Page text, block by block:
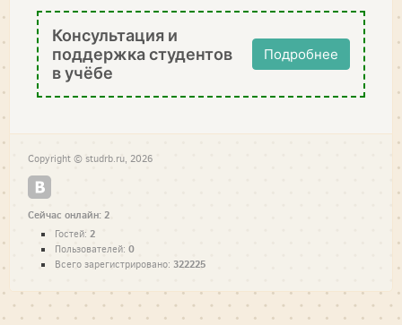
Консультация и
поддержка студентов
в учёбе
Подробнее
Copyright © studrb.ru, 2026
Сейчас онлайн: 2
Гостей: 2
Пользователей: 0
Всего зарегистрировано: 322225